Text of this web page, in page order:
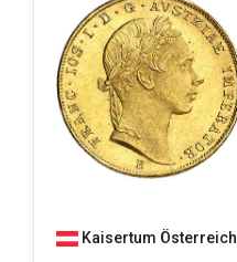
Kaisertum Österreich